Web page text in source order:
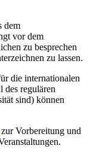
dem
vor dem
zu besprechen
zu lassen.
die internationalen
des regulären
sind) können
zur Vorbereitung und